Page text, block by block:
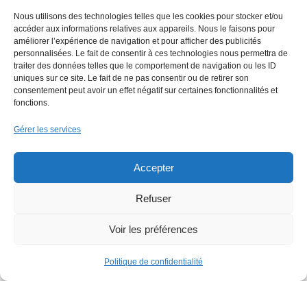
Nous utilisons des technologies telles que les cookies pour stocker et/ou
accéder aux informations relatives aux appareils. Nous le faisons pour
améliorer l’expérience de navigation et pour afficher des publicités
personnalisées. Le fait de consentir à ces technologies nous permettra de
traiter des données telles que le comportement de navigation ou les ID
uniques sur ce site. Le fait de ne pas consentir ou de retirer son
consentement peut avoir un effet négatif sur certaines fonctionnalités et
fonctions.
Gérer les services
Accepter
Refuser
Voir les préférences
Politique de confidentialité